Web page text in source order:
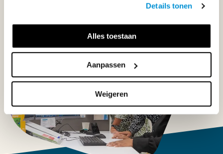
Details tonen
Alles toestaan
Aanpassen
Weigeren